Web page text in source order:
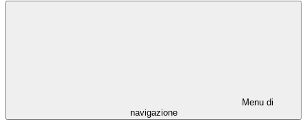
Menu di
navigazione